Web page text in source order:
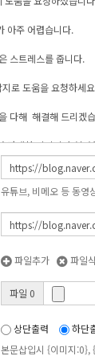
유튜브, 비메오 등 동영
파일추가 파일
파일 0
상단출력 하단
본문삽입시 {이미지:0},